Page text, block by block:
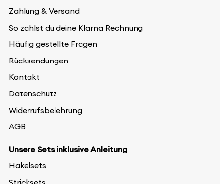
Zahlung & Versand
So zahlst du deine Klarna Rechnung
Häufig gestellte Fragen
Rücksendungen
Kontakt
Datenschutz
Widerrufsbelehrung
AGB
Unsere Sets inklusive Anleitung
Häkelsets
Stricksets